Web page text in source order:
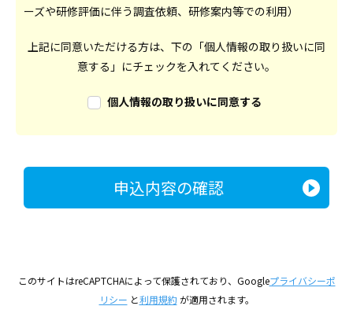
ーズや研修評価に伴う調査依頼、研修案内等での利用）
上記に同意いただける方は、下の「個人情報の取り扱いに同
意する」にチェックを入れてください。
個人情報の取り扱いに同意する
このサイトはreCAPTCHAによって保護されており、Googleプライバシーポ
リシー と利用規約が適用されます。